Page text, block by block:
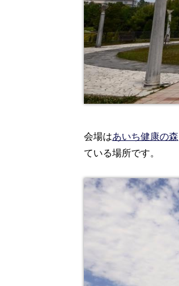
会場はあいち健康の森
ている場所です。